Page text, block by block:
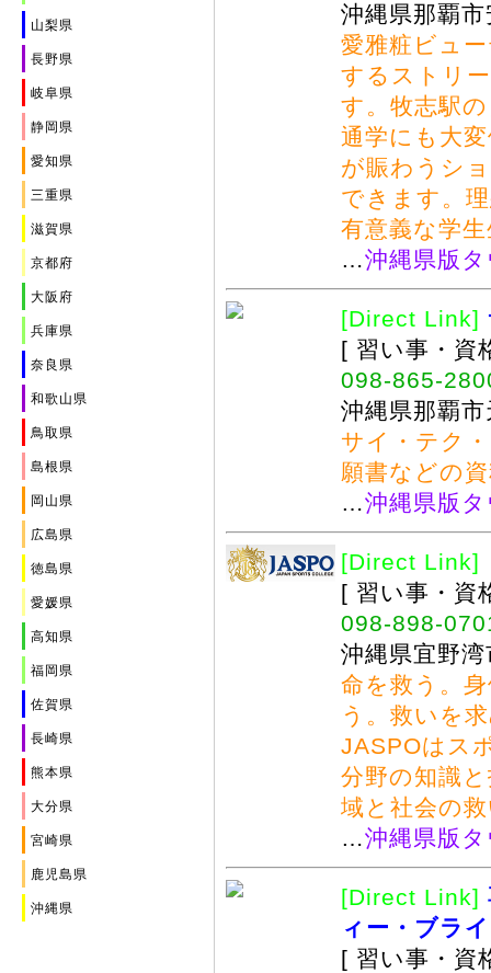
山梨県
長野県
岐阜県
静岡県
愛知県
三重県
滋賀県
京都府
大阪府
兵庫県
奈良県
和歌山県
鳥取県
島根県
岡山県
広島県
徳島県
愛媛県
高知県
福岡県
佐賀県
長崎県
熊本県
大分県
宮崎県
鹿児島県
沖縄県
沖縄県那覇
愛雅粧ビュ
するストリ
す。牧志駅
通学にも大
が賑わうシ
できます。
有意義な学
…沖縄県版
[Direct Link]
[ 習い事・
098-865-
沖縄県那覇
サイ・テク
願書などの
…沖縄県版
[Direct Link]
[ 習い事・
098-898-
沖縄県宜野
命を救う。
う。救いを
JASPOはス
分野の知識
域と社会の
…沖縄県版
[Direct Link]
ィー・ブラ
[ 習い事・